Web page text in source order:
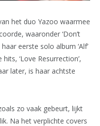
het duo Yazoo waarmee
waaronder ‘Don’t
haar eerste solo album ‘Alf’
‘Love Resurrection’,
later, is haar achtste
zo vaak gebeurt, lijkt
Na het verplichte covers